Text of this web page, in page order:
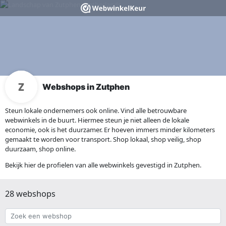
Webshops in Zutphen
Steun lokale ondernemers ook online. Vind alle betrouwbare
webwinkels in de buurt. Hiermee steun je niet alleen de lokale
economie, ook is het duurzamer. Er hoeven immers minder kilometers
gemaakt te worden voor transport. Shop lokaal, shop veilig, shop
duurzaam, shop online.
Bekijk hier de profielen van alle webwinkels gevestigd in Zutphen.
28 webshops
Zoek
een